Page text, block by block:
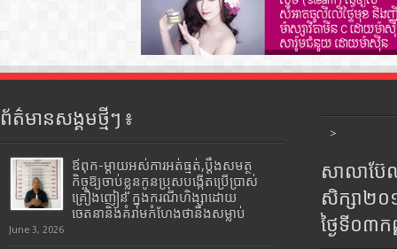
ព័ត៌មានសង្គមថ្មីៗ ៖
ឪពុក-ម្ដាយអស់ការអត់ធ្មត់,ប្ដឹងសមត្ថ
កិច្ចឱ្យចាប់ខ្លួនកូនប្រុសបង្កើតប្រើប្រាស់
គ្រឿងញៀន ក្នុងករណីហិង្សាដោយ
ចេតនានិងគំរាមកំហែងថានឹងសម្លាប់
June 3, 2026
>
សាលាប៊ែ
សិក្សា២
ថ្ងៃទី០៣